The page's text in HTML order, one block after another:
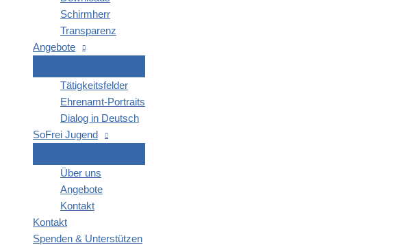
Schirm­herr
Trans­pa­renz
Ange­bo­te
Tätig­keits­fel­der
Ehren­amt-Por­­traits
Dia­log in Deutsch
SoFrei Jugend
Über uns
Ange­bo­te
Kon­takt
Kon­takt
Spen­den & Unterstützen